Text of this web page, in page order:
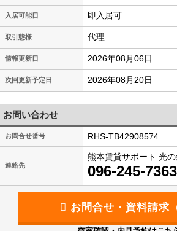
入居可能日 即入居可
取引態様 代理
情報更新日 2026年08月06日
次回更新予定日 2026年08月20日
お問い合わせ
お問合せ番号 RHS-TB42908574
連絡先
熊本賃貸サポート 光
096-245-7363